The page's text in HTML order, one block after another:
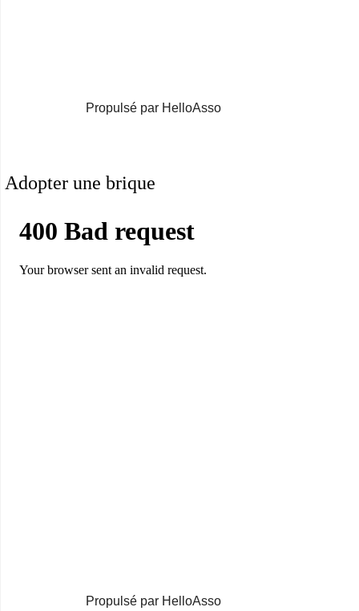
Propulsé par HelloAsso
Adopter une brique
Propulsé par HelloAsso